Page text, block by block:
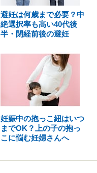
避妊は何歳まで必要？中
絶選択率も高い40代後
半・閉経前後の避妊
妊娠中の抱っこ紐はいつ
までOK？上の子の抱っ
こに悩む妊婦さんへ